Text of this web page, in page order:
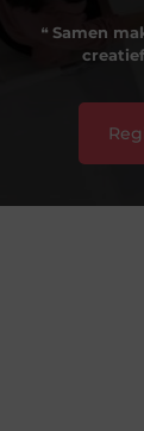
❝ Samen